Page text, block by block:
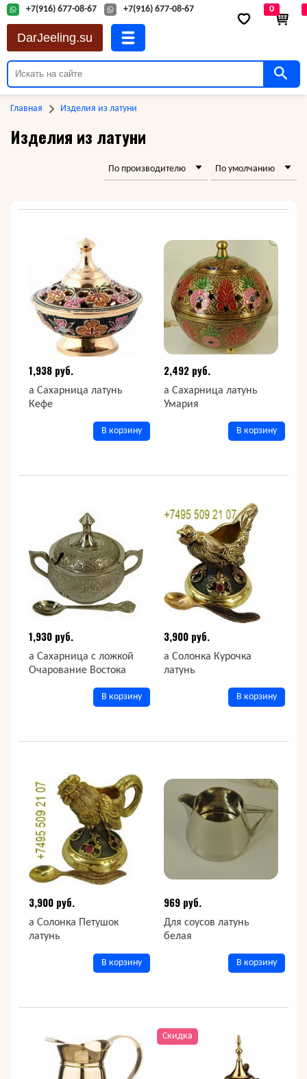
+7(916) 677-08-67 +7(916) 677-08-67
DarJeeling.su
0
Главная Изделия из латуни
Изделия из латуни
По производителю По умолчанию
1,938 руб.
а Сахарница латунь
Кефе
В корзину
2,492 руб.
а Сахарница латунь
Умария
В корзину
1,930 руб.
а Сахарница с ложкой
Очарование Востока
В корзину
3,900 руб.
а Солонка Курочка
латунь
В корзину
3,900 руб.
а Солонка Петушок
латунь
В корзину
969 руб.
Для соусов латунь
белая
В корзину
Скидка